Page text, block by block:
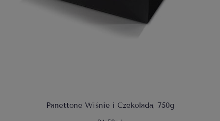
Panettone Wiśnie i Czekolada, 750g